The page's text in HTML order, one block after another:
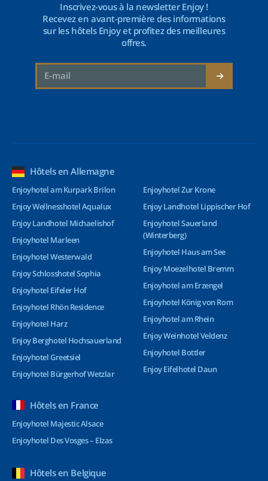
Inscrivez-vous à la newsletter Enjoy !
Recevez en avant-première des informations
sur les hôtels Enjoy et profitez des meilleures
offres.
Hôtels en Allemagne
Enjoyhotel am Kurpark Brilon
Enjoy Wellnesshotel Aqualux
Enjoy Landhotel Michaelishof
Enjoyhotel Marleen
Enjoyhotel Westerwald
Enjoy Schlosshotel Sophia
Enjoyhotel Eifeler Hof
Enjoyhotel Rhön Residence
Enjoyhotel Harz
Enjoy Berghotel Hochsauerland
Enjoyhotel Greetsiel
Enjoyhotel Bürgerhof Wetzlar
Enjoyhotel Zur Krone
Enjoy Landhotel Lippischer Hof
Enjoyhotel Sauerland
(Winterberg)
Enjoyhotel Haus am See
Enjoy Moezelhotel Bremm
Enjoyhotel am Erzengel
Enjoyhotel König von Rom
Enjoyhotel am Rhein
Enjoy Weinhotel Veldenz
Enjoyhotel Bottler
Enjoy Eifelhotel Daun
Hôtels en France
Enjoyhotel Majestic Alsace
Enjoyhotel Des Vosges – Elzas
Hôtels en Belgique